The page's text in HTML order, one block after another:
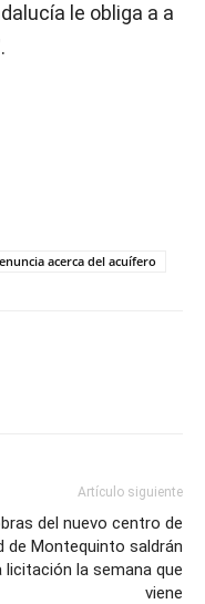
le obliga a a
acerca del acuífero
Artículo siguiente
del nuevo centro de
de Montequinto saldrán
licitación la semana que
viene